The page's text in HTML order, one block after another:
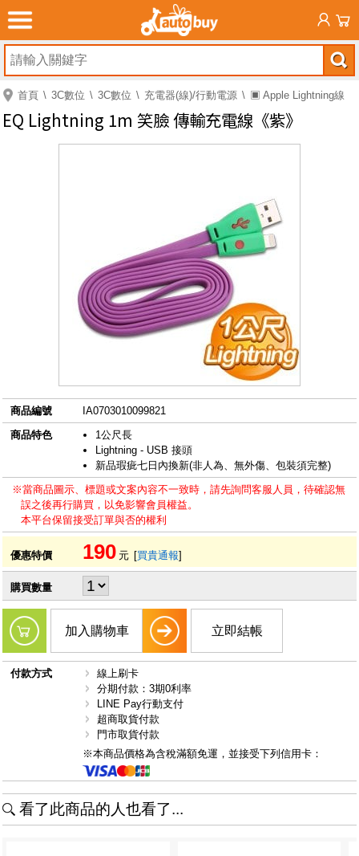
首頁 3C數位 3C數位 充電器(線)/行動電源 ▣ Apple Lightning線
EQ Lightning 1m 笑臉 傳輸充電線《紫》
商品編號
IA0703010099821
商品特色
1公尺長
Lightning - USB 接頭
新品瑕疵七日內換新(非人為、無外傷、包裝須完整)
※當商品圖示、標題或文案內容不一致時，請先詢問客服人員，待確認無
誤之後再行購買，以免影響會員權益。
本平台保留接受訂單與否的權利
優惠特價 190 元 [買貴通報]
購買數量
加入購物車 立即結帳
付款方式
線上刷卡
分期付款：3期0利率
LINE Pay行動支付
超商取貨付款
門市取貨付款
※本商品價格為含稅滿額免運，並接受下列信用卡：
看了此商品的人也看了...